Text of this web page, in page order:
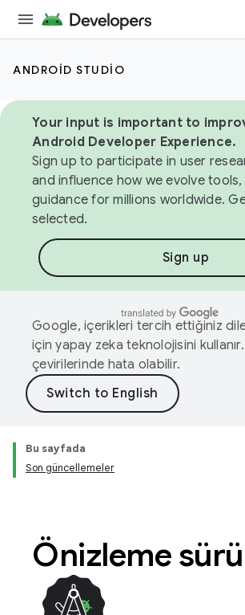
ANDROID STUDIO
Your input is important to
Android Developer Experience.
Sign up to participate in user
and influence how we evolve tools,
guidance for millions worldwide.
selected.
Sign up
Google, içerikleri tercih ettiğiniz
için yapay zeka teknolojisini
çevirilerinde hata olabilir.
Bu sayfada
Son güncellemeler
Önizleme